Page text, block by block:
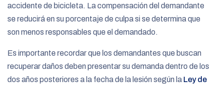
accidente de bicicleta. La compensación del demandante
se reducirá en su porcentaje de culpa si se determina que
son menos responsables que el demandado.
Es importante recordar que los demandantes que buscan
recuperar daños deben presentar su demanda dentro de los
dos años posteriores a la fecha de la lesión según la Ley de